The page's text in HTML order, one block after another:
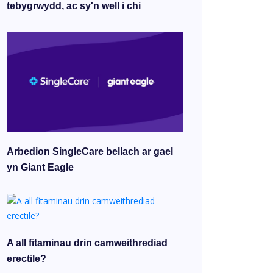
tebygrwydd, ac sy'n well i chi
Arbedion SingleCare bellach ar gael
yn Giant Eagle
A all fitaminau drin camweithrediad
erectile?